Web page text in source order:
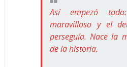
Así empezó
maravilloso y el
perseguía. Nace la
de la historia.